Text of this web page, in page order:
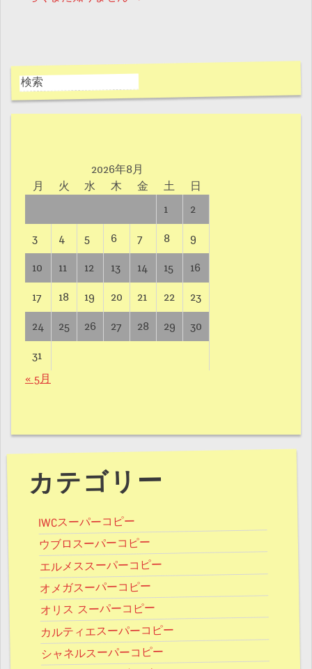
2026年8月
月
火 水 木 金 土 日
« 5月
1 2
3 4 5 6 7 8 9
10 11 12 13 14 15 16
17 18 19 20 21 22 23
24 25 26 27 28 29 30
31
カテゴリー
IWCスーパーコピー
ウブロスーパーコピー
エルメススーパーコピー
オメガスーパーコピー
オリス スーパーコピー
カルティエスーパーコピー
シャネルスーパーコピー